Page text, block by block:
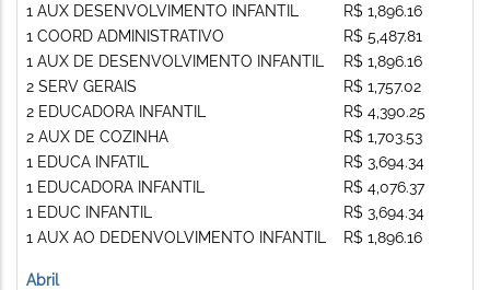
1 AUX DESENVOLVIMENTO INFANTIL
1 COORD ADMINISTRATIVO
1 AUX DE DESENVOLVIMENTO INFANTIL
2 SERV GERAIS
2 EDUCADORA INFANTIL
2 AUX DE COZINHA
1 EDUCA INFATIL
1 EDUCADORA INFANTIL
1 EDUC INFANTIL
1 AUX AO DEDENVOLVIMENTO INFANTIL
R$ 1,896.16
R$ 5,487.81
R$ 1,896.16
R$ 1,757.02
R$ 4,390.25
R$ 1,703.53
R$ 3,694.34
R$ 4,076.37
R$ 3,694.34
R$ 1,896.16
Abril